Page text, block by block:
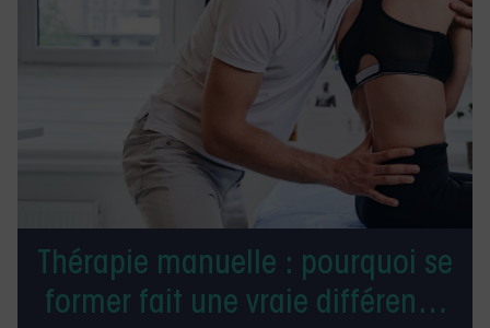
Thérapie manuelle : pourquoi se
former fait une vraie différence